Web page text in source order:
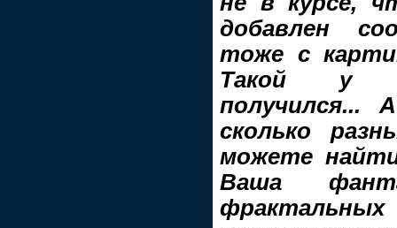
добавлен
тоже с
Такой у
получился...
сколько
можете
Ваша